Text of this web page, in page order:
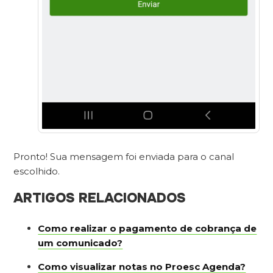
Pronto! Sua mensagem foi enviada para o canal
escolhido.
ARTIGOS RELACIONADOS
Como realizar o pagamento de cobrança de
um comunicado?
Como visualizar notas no Proesc Agenda?